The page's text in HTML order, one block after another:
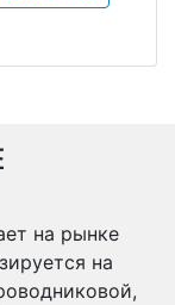
на рынке
на